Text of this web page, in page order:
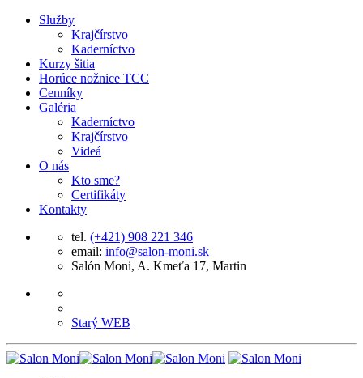
Služby
Krajčírstvo
Kaderníctvo
Kurzy šitia
Horúce nožnice TCC
Cenníky
Galéria
Kaderníctvo
Krajčírstvo
Videá
O nás
Kto sme?
Certifikáty
Kontakty
tel. (+421) 908 221 346
email: info@salon-moni.sk
Salón Moni, A. Kmeťa 17, Martin
Starý WEB